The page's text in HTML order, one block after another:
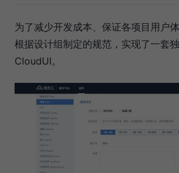
为了减少开发成本、保证各项目用户
根据设计组制定的规范，实现了一
CloudUI。